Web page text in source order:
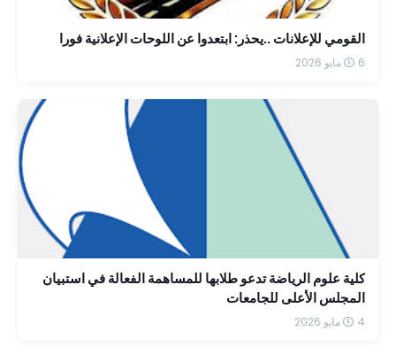
القومي للإعلانات ..يحذر: ابتعدوا عن اللوحات الإعلانية فورا
6 مايو 2026
كلية علوم الرياضة تدعو طلابها للمساهمة الفعالة في استبيان
المجلس الأعلى للجامعات
4 مايو 2026